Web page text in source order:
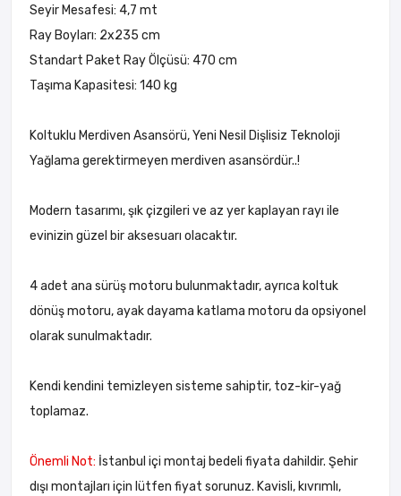
Seyir Mesafesi: 4,7 mt
Ray Boyları: 2x235 cm
Standart Paket Ray Ölçüsü: 470 cm
Taşıma Kapasitesi: 140 kg
Koltuklu Merdiven Asansörü, Yeni Nesil Dişlisiz Teknoloji
Yağlama gerektirmeyen merdiven asansördür..!
Modern tasarımı, şık çizgileri ve az yer kaplayan rayı ile
evinizin güzel bir aksesuarı olacaktır.
4 adet ana sürüş motoru bulunmaktadır, ayrıca koltuk
dönüş motoru, ayak dayama katlama motoru da opsiyonel
olarak sunulmaktadır.
Kendi kendini temizleyen sisteme sahiptir, toz-kir-yağ
toplamaz.
Önemli Not: İstanbul içi montaj bedeli fiyata dahildir. Şehir
dışı montajları için lütfen fiyat sorunuz. Kavisli, kıvrımlı,